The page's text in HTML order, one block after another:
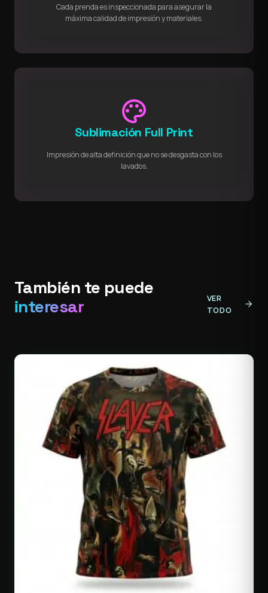
Cada prenda es inspeccionada para asegurar la
máxima calidad de impresión y materiales.
palette
Sublimación Full Print
Impresión de alta definición que no se desgasta con los
lavados.
También te puede
interesar
VER
TODO
arrow_forward